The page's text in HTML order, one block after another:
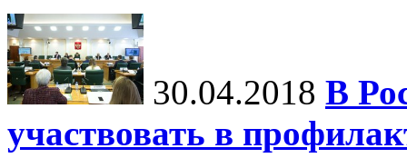
30.04.2018 В
участвовать в